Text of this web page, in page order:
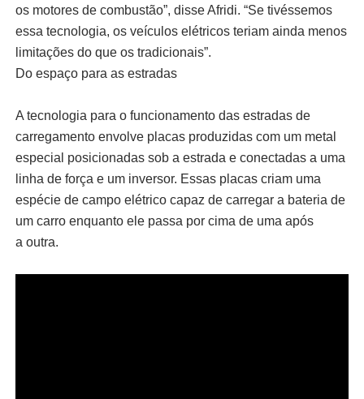
os motores de combustão”, disse Afridi. “Se tivéssemos
essa tecnologia, os veículos elétricos teriam ainda menos
limitações do que os tradicionais”.
Do espaço para as estradas
A tecnologia para o funcionamento das estradas de
carregamento envolve placas produzidas com um metal
especial posicionadas sob a estrada e conectadas a uma
linha de força e um inversor. Essas placas criam uma
espécie de campo elétrico capaz de carregar a bateria de
um carro enquanto ele passa por cima de uma após
a outra.